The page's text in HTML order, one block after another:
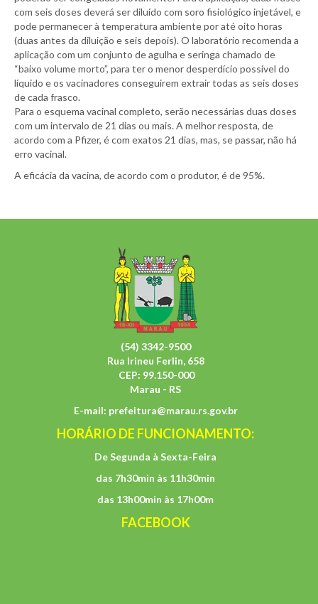
com seis doses deverá ser diluído com soro fisiológico injetável, e
pode permanecer à temperatura ambiente por até oito horas
(duas antes da diluição e seis depois). O laboratório recomenda a
aplicação com um conjunto de agulha e seringa chamado de
“baixo volume morto”, para ter o menor desperdício possível do
líquido e os vacinadores conseguirem extrair todas as seis doses
de cada frasco.
Para o esquema vacinal completo, serão necessárias duas doses
com um intervalo de 21 dias ou mais. A melhor resposta, de
acordo com a Pfizer, é com exatos 21 dias, mas, se passar, não há
erro vacinal.
A eficácia da vacina, de acordo com o produtor, é de 95%.
(54) 3342-9500
Rua Irineu Ferlin, 658
CEP: 99.150-000
Marau - RS
E-mail: prefeitura@marau.rs.gov.br
HORÁRIO DE FUNCIONAMENTO:
De Segunda à Sexta-Feira
das 7h30min às 11h30min
das 13h00min às 17h00m
FACEBOOK